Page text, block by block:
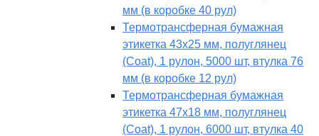
мм (в коробке 40 рул)
Термотрансферная бумажная
этикетка 43х25 мм, полуглянец
(Coat), 1 рулон, 5000 шт, втулка 76
мм (в коробке 12 рул)
Термотрансферная бумажная
этикетка 47х18 мм, полуглянец
(Coat), 1 рулон, 6000 шт, втулка 40